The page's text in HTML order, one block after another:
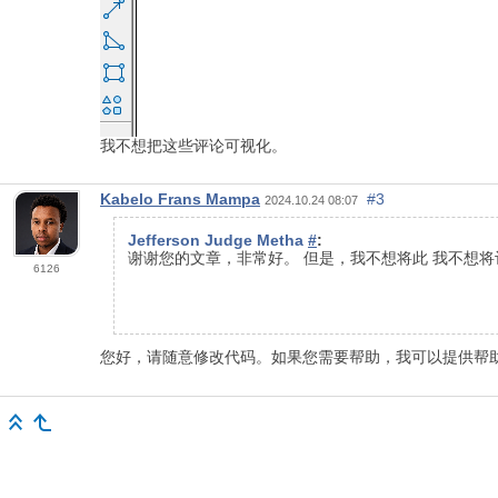
我不想把这些评论可视化。
6126
Kabelo Frans Mampa 2024.10.24 08:07 #3
Jefferson Judge Metha #:
谢谢您的文章，非常好。 但是，我不想将此 我不想将
您好，请随意修改代码。如果您需要帮助，我可以提供帮